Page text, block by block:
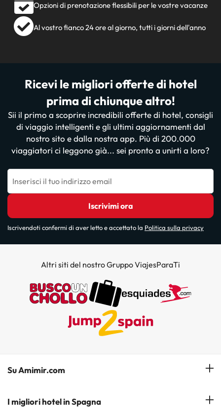
Opzioni di prenotazione flessibili per le vostre vacanze
Al vostro fianco 24 ore al giorno, tutti i giorni dell'anno
Ricevi le migliori offerte di hotel
prima di chiunque altro!
Sii il primo a scoprire incredibili offerte di hotel, consigli
di viaggio intelligenti e gli ultimi aggiornamenti dal
nostro sito e dalla nostra app. Più di 200.000
viaggiatori ci leggono già... sei pronto a unirti a loro?
Inserisci il tuo indirizzo email
Iscrivimi ora
Iscrivendoti confermi di aver letto e accettato la Politica sulla privacy
Altri siti del nostro Gruppo ViajesParaTi
Su Amimir.com
Il Nostro Team
I migliori hotel in Spagna